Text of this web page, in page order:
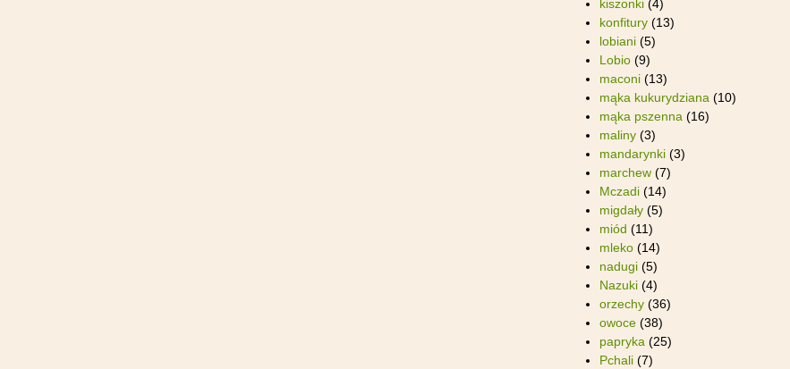
kiszonki (4)
konfitury (13)
lobiani (5)
Lobio (9)
maconi (13)
mąka kukurydziana (10)
mąka pszenna (16)
maliny (3)
mandarynki (3)
marchew (7)
Mczadi (14)
migdały (5)
miód (11)
mleko (14)
nadugi (5)
Nazuki (4)
orzechy (36)
owoce (38)
papryka (25)
Pchali (7)